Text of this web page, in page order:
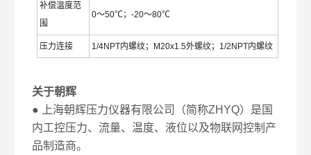
补偿温度范
围
0～50℃；-20～80℃
压力连接 1/4NPT内螺纹； M20x1.5外螺纹； 1/2NPT内螺纹
关于朝辉
● 上海朝辉压力仪器有限公司（简称ZHYQ）是国
内工控压力、流量、温度、液位以及物联网控制产
品制造商。